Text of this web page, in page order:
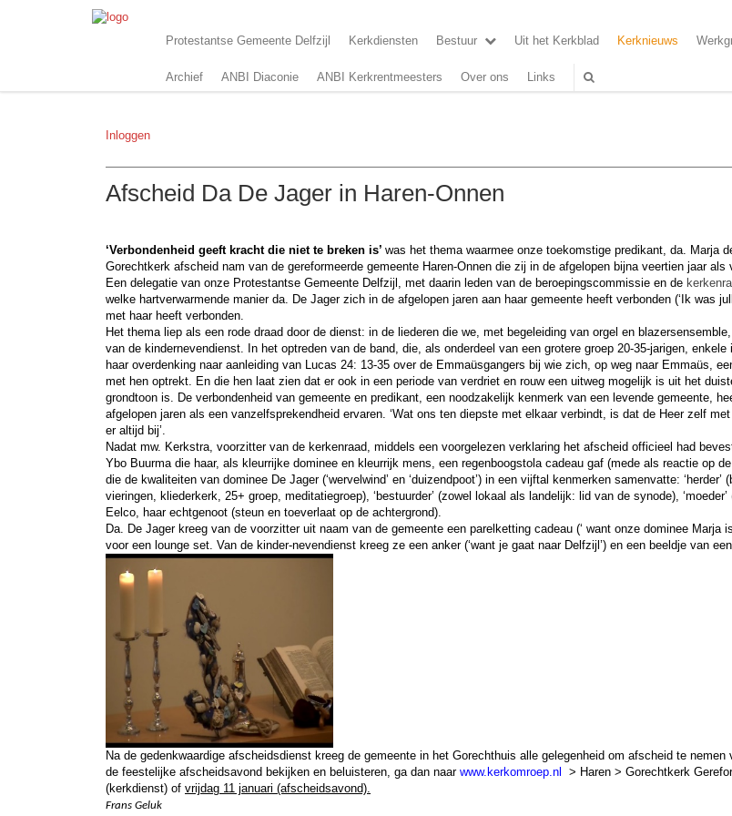
Protestantse Gemeente Delfzijl Kerkdiensten Bestuur Uit het Kerkblad Kerknieuws
Archief ANBI Diaconie ANBI Kerkrentmeesters Over ons Links
Inloggen
Afscheid Da De Jager in Haren-Onnen
‘Verbondenheid geeft kracht die niet te breken is’ was het thema waarmee onze toekomstige predikant, da. Marja
Gorechtkerk afscheid nam van de gereformeerde gemeente Haren-Onnen die zij in de afgelopen bijna veertien jaar als
Een delegatie van onze Protestantse Gemeente Delfzijl, met daarin leden van de beroepingscommissie en de
welke hartverwarmende manier da. De Jager zich in de afgelopen jaren aan haar gemeente heeft verbonden (‘Ik was
met haar heeft verbonden.
Het thema liep als een rode draad door de dienst: in de liederen die we, met begeleiding van orgel en
van de kindernevendienst. In het optreden van de band, die, als onderdeel van een grotere groep 20-35-jarigen,
haar overdenking naar aanleiding van Lucas 24: 13-35 over de Emmaüsgangers bij wie zich, op weg naar Emmaüs,
met hen optrekt. En die hen laat zien dat er ook in een periode van verdriet en rouw een uitweg mogelijk is uit het
grondtoon is. De verbondenheid van gemeente en predikant, een noodzakelijk kenmerk van een levende gemeente,
afgelopen jaren als een vanzelfsprekendheid ervaren. ‘Wat ons ten diepste met elkaar verbindt, is dat de Heer zelf
er altijd bij’.
Nadat mw. Kerkstra, voorzitter van de kerkenraad, middels een voorgelezen verklaring het afscheid officieel had
Ybo Buurma die haar, als kleurrijke dominee en kleurrijk mens, een regenboogstola cadeau gaf (mede als reactie op
die de kwaliteiten van dominee De Jager (‘wervelwind’ en ‘duizendpoot’) in een vijftal kenmerken samenvatte: ‘herder’
vieringen, kliederkerk, 25+ groep, meditatiegroep), ‘bestuurder’ (zowel lokaal als landelijk: lid van de synode),
Eelco, haar echtgenoot (steun en toeverlaat op de achtergrond).
Da. De Jager kreeg van de voorzitter uit naam van de gemeente een parelketting cadeau (‘ want onze dominee Marja
voor een lounge set. Van de kinder-nevendienst kreeg ze een anker (‘want je gaat naar Delfzijl’) en een beeldje van
Na de gedenkwaardige afscheidsdienst kreeg de gemeente in het Gorechthuis alle gelegenheid om afscheid te
de feestelijke afscheidsavond bekijken en beluisteren, ga dan naar www.kerkomroep.nl
> Haren > Gorechtkerk
(kerkdienst) of vrijdag 11 januari (afscheidsavond).
Frans Geluk